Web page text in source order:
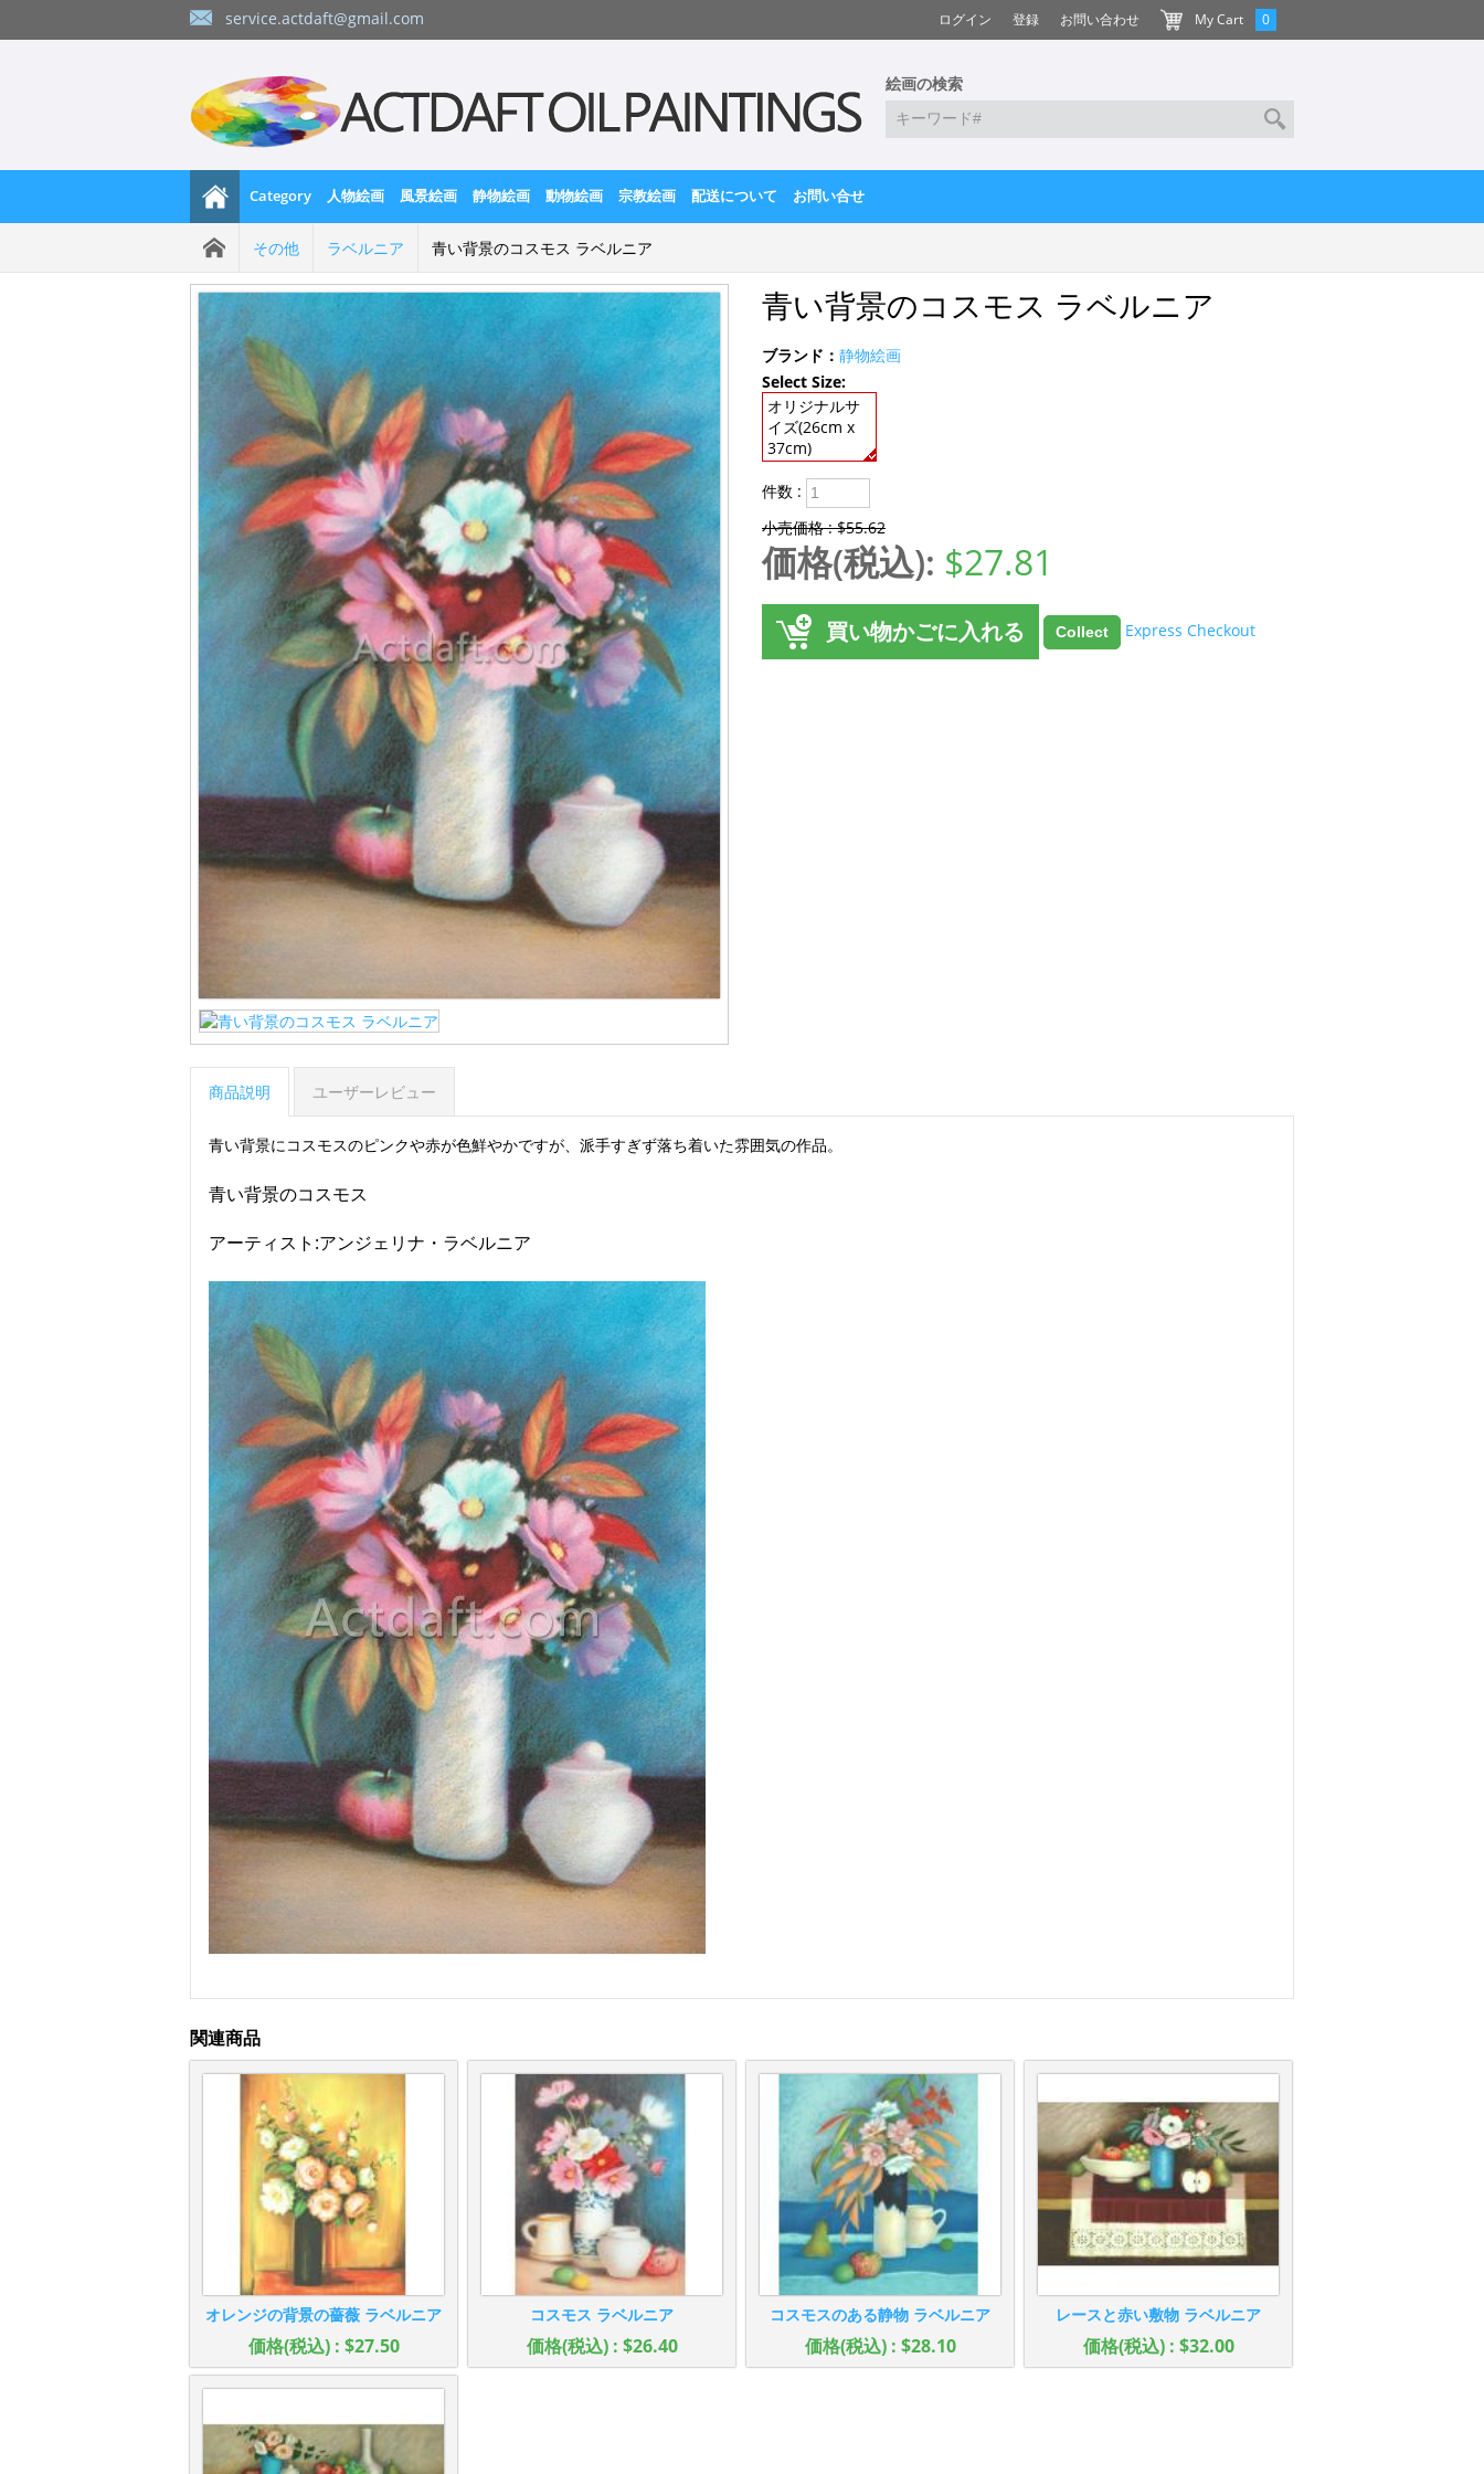
service.actdaft@gmail.com ログイン 登録 お問い合わせ My Cart 0
絵画の検索
Category 人物絵画 風景絵画 静物絵画 動物絵画 宗教絵画 配送について お問い合せ
その他 ラベルニア 青い背景のコスモス ラベルニア
青い背景のコスモス ラベルニア
ブランド： 静物絵画
Select Size:
オリジナルサ
イズ(26cm x
37cm)
件数 :
小売価格 : $55.62
価格(税込): $27.81
買い物かごに入れる Express Checkout
商品説明 ユーザーレビュー
青い背景にコスモスのピンクや赤が色鮮やかですが、派手すぎず落ち着いた雰囲気の作品。
青い背景のコスモス
アーティスト:アンジェリナ・ラベルニア
関連商品
オレンジの背景の薔薇 ラベルニア
価格(税込) : $27.50
コスモス ラベルニア
価格(税込) : $26.40
コスモスのある静物 ラベルニア
価格(税込) : $28.10
レースと赤い敷物 ラベルニア
価格(税込) : $32.00